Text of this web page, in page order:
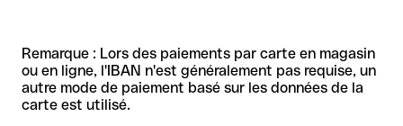
Remarque : Lors des paiements par carte en magasin
ou en ligne, l'IBAN n'est généralement pas requise, un
autre mode de paiement basé sur les données de la
carte est utilisé.